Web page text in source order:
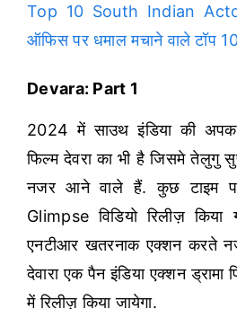
Top 10 South Indian
ऑफिस पर धमाल मचाने वाले टॉप
Devara: Part 1
2024 में साउथ इंडिया की
फिल्म देवरा का भी है जिसमे तेलुगु
नजर आने वाले हैं. कुछ टाइम
Glimpse विडियो रिलीज़
एनटीआर खतरनाक एक्शन करते
देवारा एक पैन इंडिया एक्शन ड्रामा
में रिलीज़ किया जायेगा.